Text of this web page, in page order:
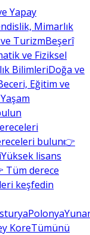
Yapay
Mimarlık
TurizmBeşerî
ve Fiziksel
BilimleriDoğa ve
Eğitim ve
bulun👉
Yüksek lisans
Tüm derece
keşfedin
Polonya
KoreTümünü